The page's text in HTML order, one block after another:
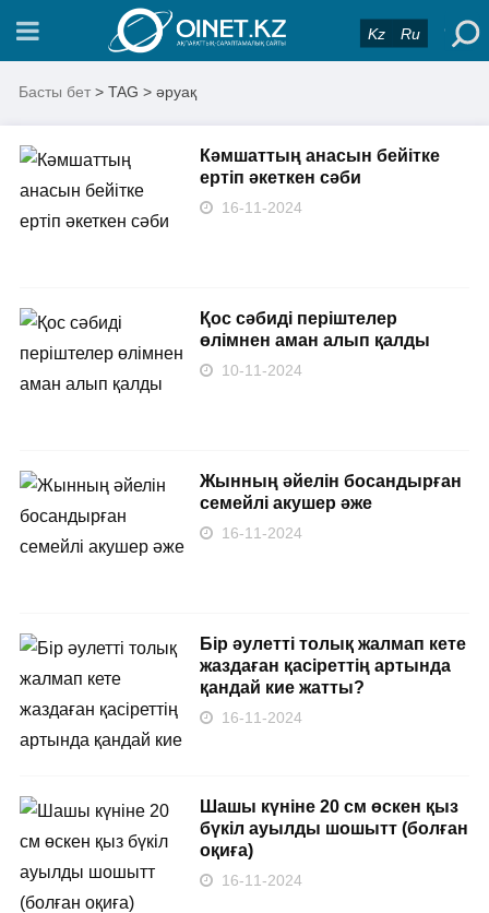
Kz Ru
Басты бет > TAG > әруақ
Кәмшаттың анасын бейітке
ертіп әкеткен сәби
16-11-2024
Қос сәбиді періштелер
өлімнен аман алып қалды
10-11-2024
Жынның әйелін босандырған
семейлі акушер әже
16-11-2024
Бір әулетті толық жалмап кете
жаздаған қасіреттің артында
қандай кие жатты?
16-11-2024
Шашы күніне 20 см өскен қыз
бүкіл ауылды шошытт (болған
оқиға)
16-11-2024